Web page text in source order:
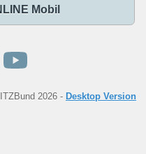
Mobil
2026 - Desktop Version